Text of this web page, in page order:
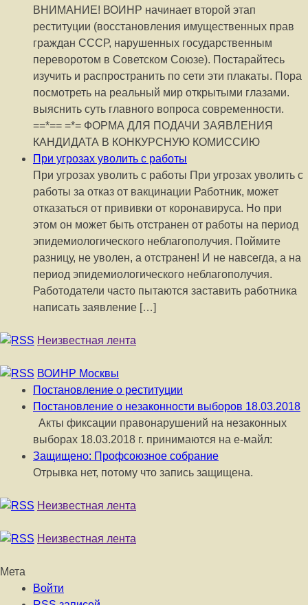
ВНИМАНИЕ! ВОИНР начинает второй этап
реституции (восстановления имущественных прав
граждан СССР, нарушенных государственным
переворотом в Советском Союзе). Постарайтесь
изучить и распространить по сети эти плакаты. Пора
посмотреть на реальный мир открытыми глазами.
выяснить суть главного вопроса современности.
==*== =*= ФОРМА ДЛЯ ПОДАЧИ ЗАЯВЛЕНИЯ
КАНДИДАТА В КОНКУРСНУЮ КОМИССИЮ
При угрозах уволить с работы
При угрозах уволить с работы При угрозах уволить с
работы за отказ от вакцинации Работник, может
отказаться от прививки от коронавируса. Но при
этом он может быть отстранен от работы на период
эпидемиологического неблагополучия. Поймите
разницу, не уволен, а отстранен! И не навсегда, а на
период эпидемиологического неблагополучия.
Работодатели часто пытаются заставить работника
написать заявление […]
Неизвестная лента
ВОИНР Москвы
Постановление о реституции
Постановление о незаконности выборов 18.03.2018
Акты фиксации правонарушений на незаконных
выборах 18.03.2018 г. принимаются на е-майл:
Защищено: Профсоюзное собрание
Отрывка нет, потому что запись защищена.
Неизвестная лента
Неизвестная лента
Мета
Войти